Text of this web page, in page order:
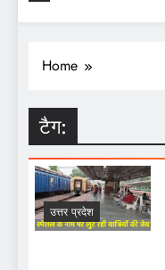
Home
टैग:
उत्तर प्रदेश